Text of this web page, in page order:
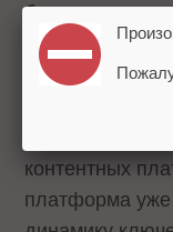
более
Единая
контентных
платформа уже